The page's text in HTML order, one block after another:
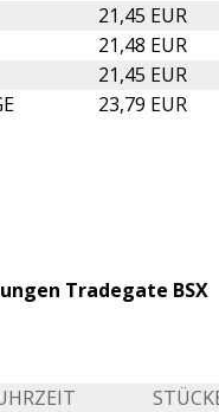
21,45 EUR
21,48 EUR
21,45 EUR
23,79 EUR
Tradegate BSX